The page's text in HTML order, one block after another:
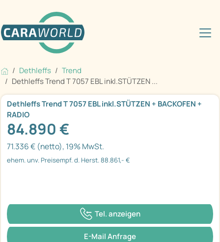
Dethleffs
Trend
Dethleffs Trend T 7057 EBL inkl.STÜTZEN ...
Dethleffs Trend T 7057 EBL inkl.STÜTZEN + BACKOFEN +
RADIO
84.890 €
71.336 € (netto), 19% MwSt.
ehem. unv. Preisempf. d. Herst. 88.861,- €
Tel. anzeigen
E-Mail Anfrage